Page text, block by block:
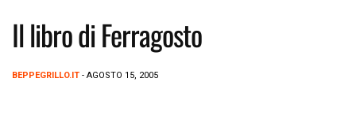
Il libro di Ferragosto
BEPPEGRILLO.IT - AGOSTO 15, 2005